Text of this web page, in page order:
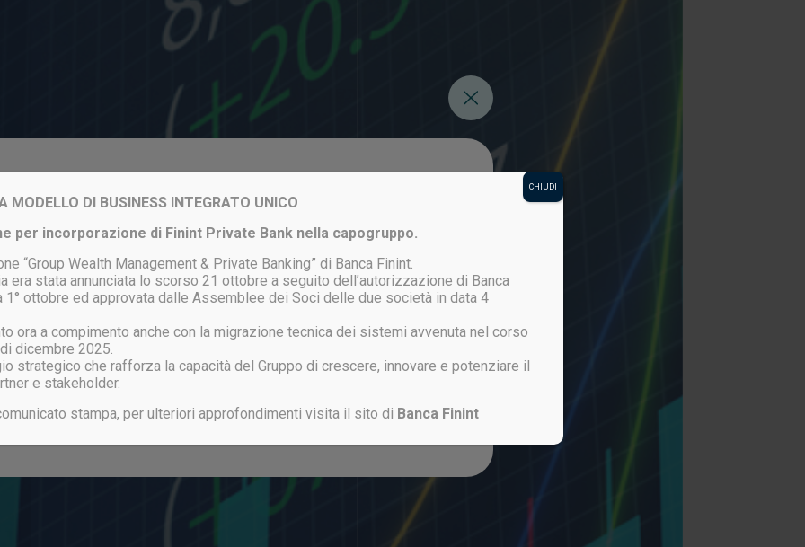
Login to your account
ACCEDI
persa?
Non sei ancora registrato? CLICCA QUI
MODELLO DI BUSINESS INTEGRATO UNICO
per incorporazione di Finint Private Bank nella capogruppo.
“Group Wealth Management & Private Banking” di Banca Finint.
era stata annunciata lo scorso 21 ottobre a seguito dell’autorizzazione di Banca
1° ottobre ed approvata dalle Assemblee dei Soci delle due società in data 4
ora a compimento anche con la migrazione tecnica dei sistemi avvenuta nel corso
dicembre 2025.
strategico che rafforza la capacità del Gruppo di crescere, innovare e potenziare il
e stakeholder.
stampa, per ulteriori approfondimenti visita il sito di Banca Finint
CHIUDI